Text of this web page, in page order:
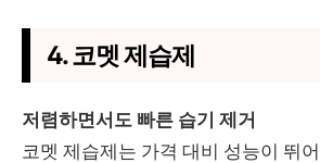
4. 코멧 제습제
저렴하면서도 빠른 습기 제거
코멧 제습제는 가격 대비 성능이 뛰